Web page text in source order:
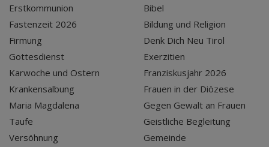
Erstkommunion
Fastenzeit 2026
Firmung
Gottesdienst
Karwoche und Ostern
Krankensalbung
Maria Magdalena
Taufe
Versöhnung
Bibel
Bildung und Religion
Denk Dich Neu Tirol
Exerzitien
Franziskusjahr 2026
Frauen in der Diözese
Gegen Gewalt an Frauen
Geistliche Begleitung
Gemeinde